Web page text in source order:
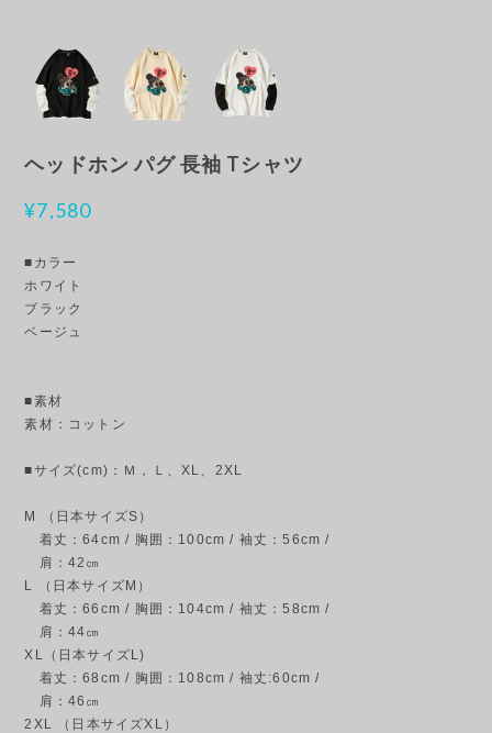
ヘッドホン パグ 長袖 Tシャツ
¥7,580
■カラー
ホワイト
ブラック
ベージュ
■素材
素材：コットン
■サイズ(cm)：Ｍ，Ｌ、XL、2XL
M （日本サイズS）
着丈：64cm / 胸囲：100cm / 袖丈：56cm /
肩：42㎝
L （日本サイズM）
着丈：66cm / 胸囲：104cm / 袖丈：58cm /
肩：44㎝
XL（日本サイズL)
着丈：68cm / 胸囲：108cm / 袖丈:60cm /
肩：46㎝
2XL （日本サイズXL）